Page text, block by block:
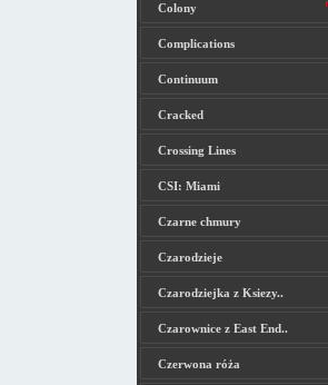
Colony
Complications
Continuum
Cracked
Crossing Lines
CSI: Miami
Czarne chmury
Czarodzieje
Czarodziejka z Ksiezy..
Czarownice z East End..
Czerwona róża